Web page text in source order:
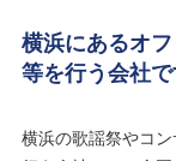
横浜にあるオ
等を行う会社
横浜の歌謡祭やコ